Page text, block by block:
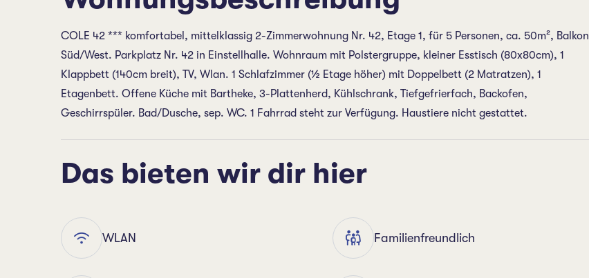
COLE 42 *** komfortabel, mittelklassig 2-Zimmerwohnung Nr. 42, Etage 1, für 5 Personen, ca. 50m², Balkon
Süd/West. Parkplatz Nr. 42 in Einstellhalle. Wohnraum mit Polstergruppe, kleiner Esstisch (80x80cm), 1
Klappbett (140cm breit), TV, Wlan. 1 Schlafzimmer (½ Etage höher) mit Doppelbett (2 Matratzen), 1
Etagenbett. Offene Küche mit Bartheke, 3-Plattenherd, Kühlschrank, Tiefgefrierfach, Backofen,
Geschirrspüler. Bad/Dusche, sep. WC. 1 Fahrrad steht zur Verfügung. Haustiere nicht gestattet.
Das bieten wir dir hier
WLAN Familienfreundlich